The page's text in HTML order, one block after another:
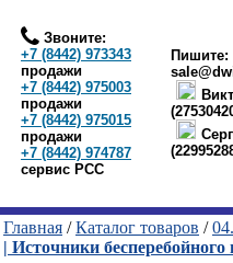
Звоните:
+7 (8442) 973343
продажи
+7 (8442) 975003
продажи
+7 (8442) 975015
продажи
+7 (8442) 974787
сервис РСС
Пишите:
Главная /Каталог товаров /
| Источники